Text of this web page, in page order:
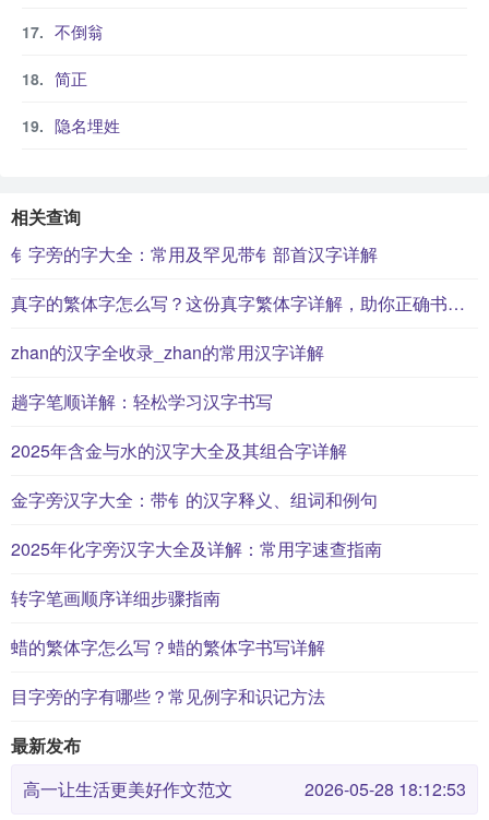
不倒翁
简正
隐名埋姓
相关查询
钅字旁的字大全：常用及罕见带钅部首汉字详解
真字的繁体字怎么写？这份真字繁体字详解，助你正确书写汉字_汉字繁体字学习
zhan的汉字全收录_zhan的常用汉字详解
趟字笔顺详解：轻松学习汉字书写
2025年含金与水的汉字大全及其组合字详解
金字旁汉字大全：带钅的汉字释义、组词和例句
2025年化字旁汉字大全及详解：常用字速查指南
转字笔画顺序详细步骤指南
蜡的繁体字怎么写？蜡的繁体字书写详解
目字旁的字有哪些？常见例字和识记方法
最新发布
高一让生活更美好作文范文
2026-05-28 18:12:53